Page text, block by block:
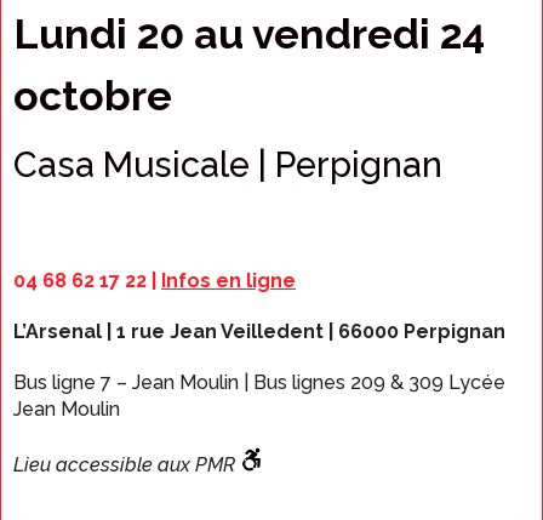
Lundi 20 au vendredi 24
octobre
Casa Musicale | Perpignan
04 68 62 17 22 | Infos en ligne
L’Arsenal | 1 rue Jean Veilledent | 66000 Perpignan
Bus ligne 7 – Jean Moulin | Bus lignes 209 & 309 Lycée
Jean Moulin
Lieu accessible aux PMR